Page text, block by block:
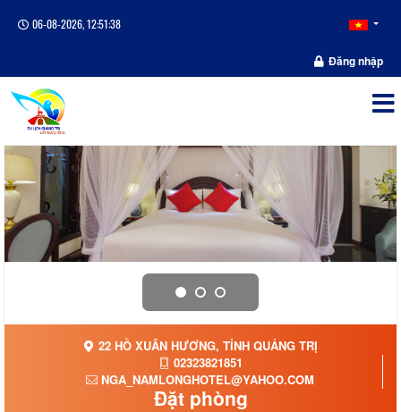
06-08-2026, 12:51:38
Đăng nhập
22 HỒ XUÂN HƯƠNG, TỈNH QUẢNG TRỊ
02323821851
NGA_NAMLONGHOTEL@YAHOO.COM
Đặt phòng